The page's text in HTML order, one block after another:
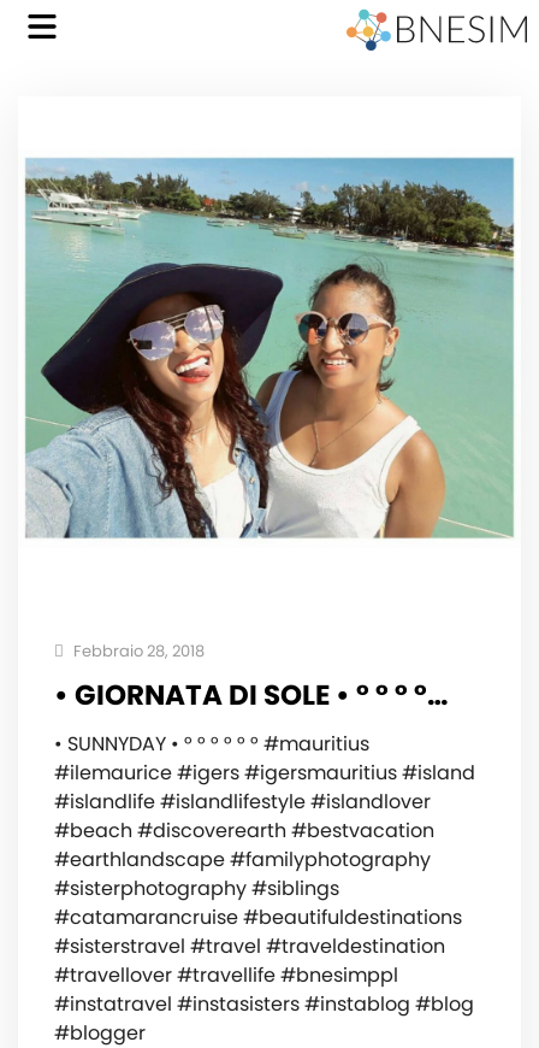
Febbraio 28, 2018
• GIORNATA DI SOLE • ° ° ° °…
• SUNNYDAY • ° ° ° ° ° ° #mauritius
#ilemaurice #igers #igersmauritius #island
#islandlife #islandlifestyle #islandlover
#beach #discoverearth #bestvacation
#earthlandscape #familyphotography
#sisterphotography #siblings
#catamarancruise #beautifuldestinations
#sisterstravel #travel #traveldestination
#travellover #travellife #bnesimppl
#instatravel #instasisters #instablog #blog
#blogger